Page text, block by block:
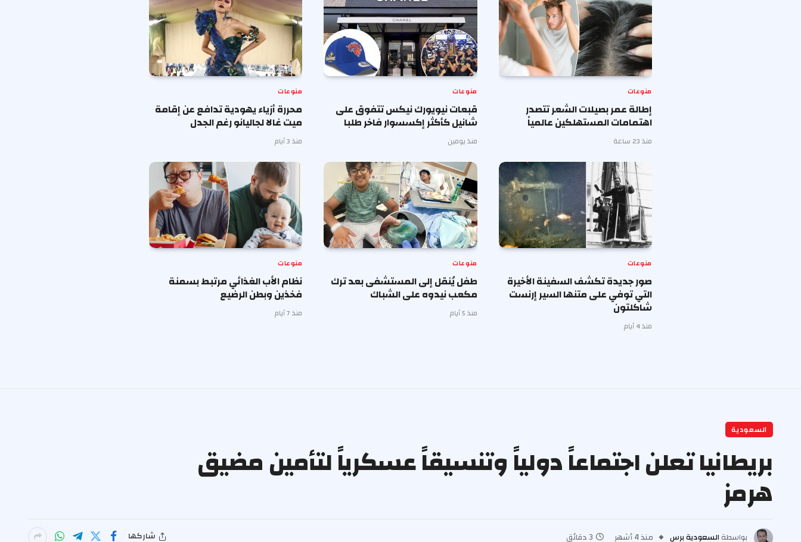
منوعات
إطالة عمر بصيلات الشعر تتصدر
اهتمامات المستهلكين عالمياً
منذ 23 ساعة
منوعات
قبعات نيويورك نيكس تتفوق على
شانيل كأكثر إكسسوار فاخر طلبا
منذ يومين
منوعات
محررة أزياء يهودية تدافع عن إقامة
ميت غالا لجاليانو رغم الجدل
منذ 3 أيام
منوعات
صور جديدة تكشف السفينة الأخيرة
التي توفي على متنها السير إرنست
شاكلتون
منذ 4 أيام
منوعات
طفل يُنقل إلى المستشفى بعد ترك
مكعب نيدوه على الشباك
منذ 5 أيام
منوعات
نظام الأب الغذائي مرتبط بسمنة
فخذين وبطن الرضيع
منذ 7 أيام
السعودية
بريطانيا تعلن اجتماعاً دولياً وتنسيقاً عسكرياً لتأمين مضيق
هرمز
بواسطة السعودية برس منذ 4 أشهر 3 دقائق شاركها